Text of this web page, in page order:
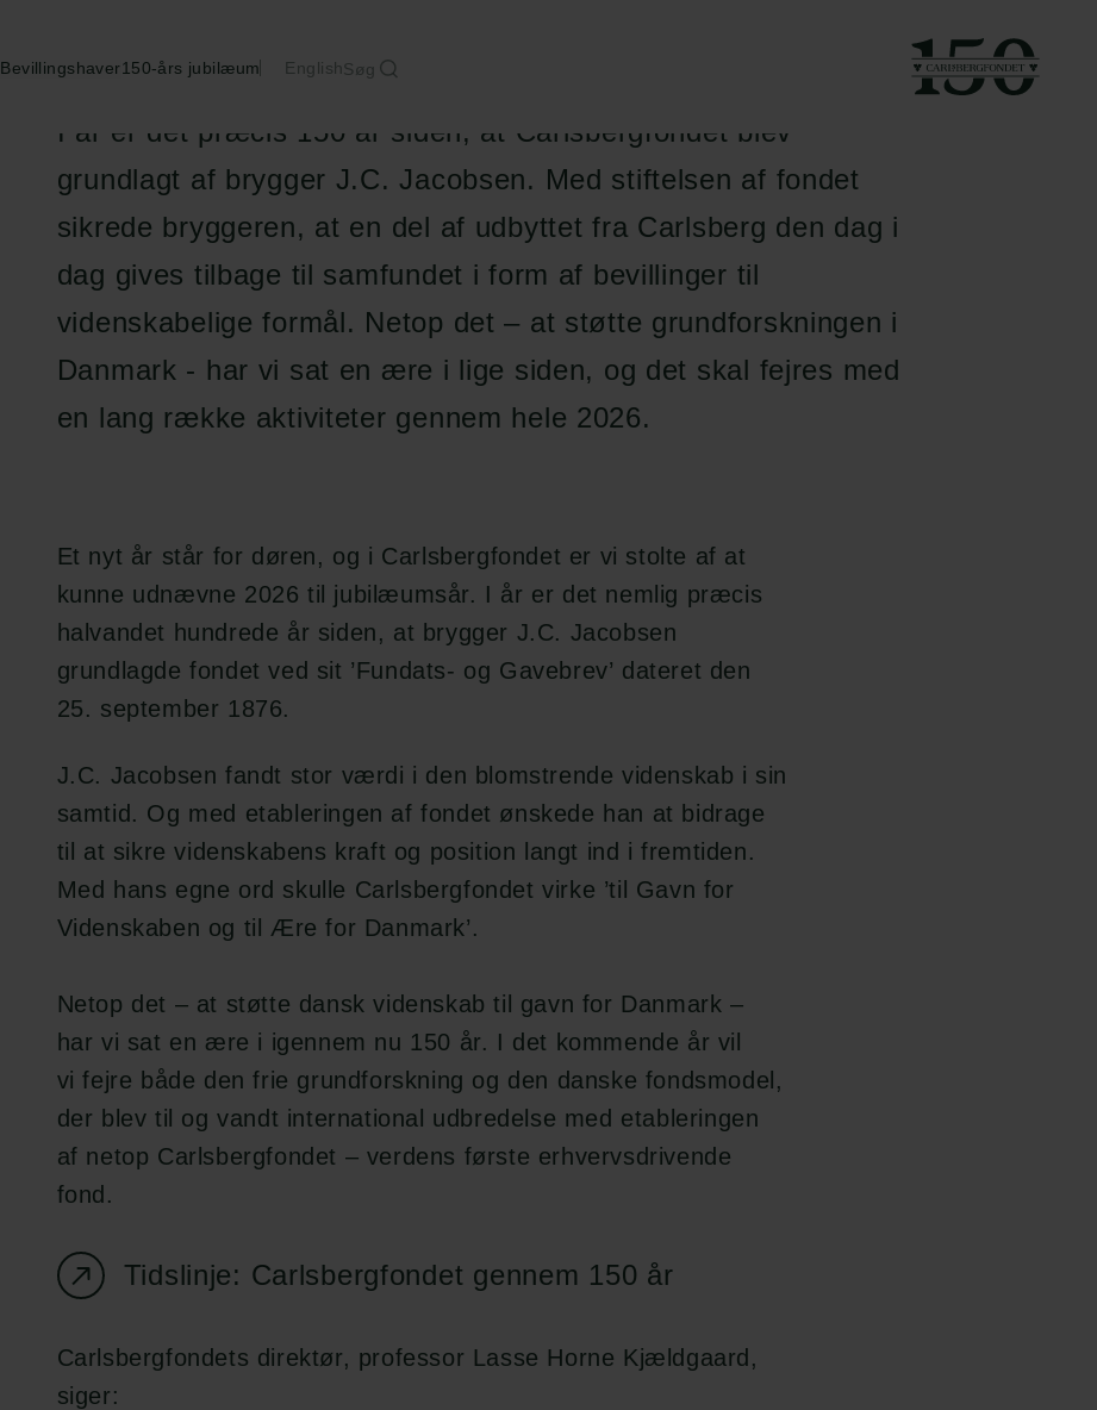
Bevillingshaver150-års jubilæum EnglishSøg
I år er det præcis 150 år siden, at Carlsbergfondet blev
grundlagt af brygger J.C. Jacobsen. Med stiftelsen af fondet
sikrede bryggeren, at en del af udbyttet fra Carlsberg den dag i
dag gives tilbage til samfundet i form af bevillinger til
videnskabelige formål. Netop det – at støtte grundforskningen i
Danmark - har vi sat en ære i lige siden, og det skal fejres med
en lang række aktiviteter gennem hele 2026.
Et nyt år står for døren, og i Carlsbergfondet er vi stolte af at
kunne udnævne 2026 til jubilæumsår. I år er det nemlig præcis
halvandet hundrede år siden, at brygger J.C. Jacobsen
grundlagde fondet ved sit ’Fundats- og Gavebrev’ dateret den
25. september 1876.
J.C. Jacobsen fandt stor værdi i den blomstrende videnskab i sin
samtid. Og med etableringen af fondet ønskede han at bidrage
til at sikre videnskabens kraft og position langt ind i fremtiden.
Med hans egne ord skulle Carlsbergfondet virke ’til Gavn for
Videnskaben og til Ære for Danmark’.
Netop det – at støtte dansk videnskab til gavn for Danmark –
har vi sat en ære i igennem nu 150 år. I det kommende år vil
vi fejre både den frie grundforskning og den danske fondsmodel,
der blev til og vandt international udbredelse med etableringen
af netop Carlsbergfondet – verdens første erhvervsdrivende
fond.
Tidslinje: Carlsbergfondet gennem 150 år
Carlsbergfondets direktør, professor Lasse Horne Kjældgaard,
siger: